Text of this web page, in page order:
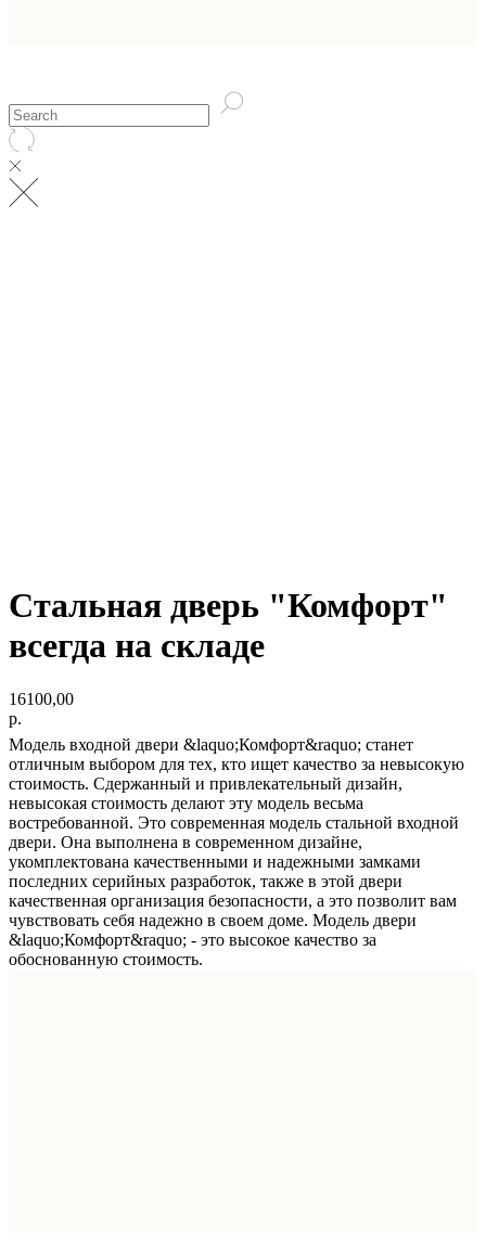
Стальная дверь "Комфорт"
всегда на складе
16100,00
р.
Модель входной двери &laquo;Комфорт&raquo; станет
отличным выбором для тех, кто ищет качество за невысокую
стоимость. Сдержанный и привлекательный дизайн,
невысокая стоимость делают эту модель весьма
востребованной. Это современная модель стальной входной
двери. Она выполнена в современном дизайне,
укомплектована качественными и надежными замками
последних серийных разработок, также в этой двери
качественная организация безопасности, а это позволит вам
чувствовать себя надежно в своем доме. Модель двери
&laquo;Комфорт&raquo; - это высокое качество за
обоснованную стоимость.